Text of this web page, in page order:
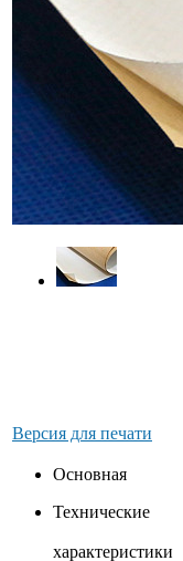
Версия для печати
Основная
Технические
характеристики